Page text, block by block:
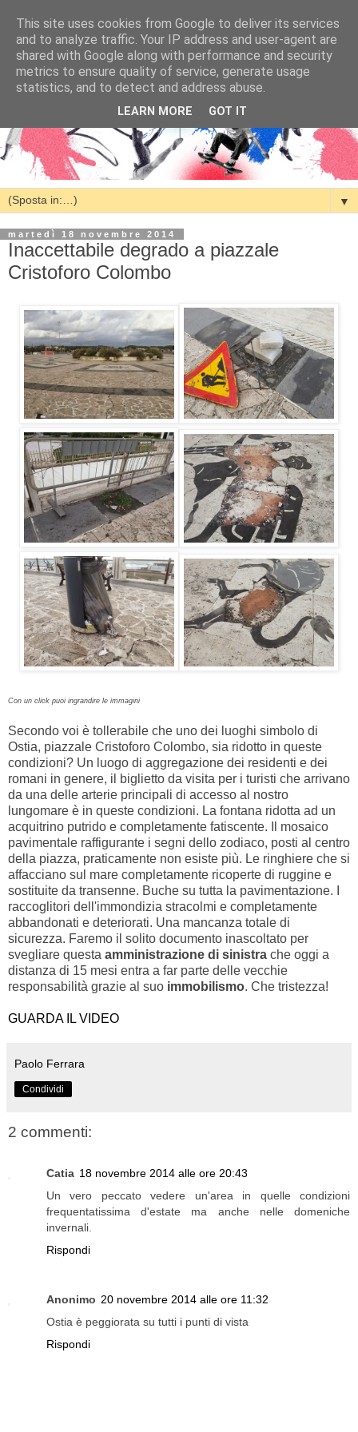
▼
martedì 18 novembre 2014
Inaccettabile degrado a piazzale
Cristoforo Colombo
Con un click puoi ingrandire le immagini
Secondo voi è tollerabile che uno dei luoghi simbolo di
Ostia, piazzale Cristoforo Colombo, sia ridotto in queste
condizioni? Un luogo di aggregazione dei residenti e dei
romani in genere, il biglietto da visita per i turisti che arrivano
da una delle arterie principali di accesso al nostro
lungomare è in queste condizioni. La fontana ridotta ad un
acquitrino putrido e completamente fatiscente. Il mosaico
pavimentale raffigurante i segni dello zodiaco, posti al centro
della piazza, praticamente non esiste più. Le ringhiere che si
affacciano sul mare completamente ricoperte di ruggine e
sostituite da transenne. Buche su tutta la pavimentazione. I
raccoglitori dell'immondizia stracolmi e completamente
abbandonati e deteriorati. Una mancanza totale di
sicurezza. Faremo il solito documento inascoltato per
svegliare questa amministrazione di sinistra che oggi a
distanza di 15 mesi entra a far parte delle vecchie
responsabilità grazie al suo immobilismo. Che tristezza!
GUARDA IL VIDEO
Paolo Ferrara
Condividi
2 commenti:
Catia 18 novembre 2014 alle ore 20:43
Un vero peccato vedere un'area in quelle condizioni
frequentatissima d'estate ma anche nelle domeniche
invernali.
Rispondi
Anonimo 20 novembre 2014 alle ore 11:32
Ostia è peggiorata su tutti i punti di vista
Rispondi
This site uses cookies from Google to deliver its services
and to analyze traffic. Your IP address and user-agent are
shared with Google along with performance and security
metrics to ensure quality of service, generate usage
statistics, and to detect and address abuse.
LEARN MORE GOT IT